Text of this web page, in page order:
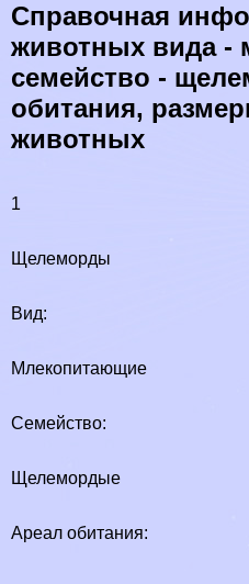
Справочная
животных вида -
семейство -
обитания,
животных
1
Щелеморды
Вид:
Млекопитающие
Семейство:
Щелемордые
Ареал обитания: